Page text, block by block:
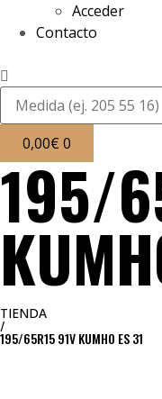
Acceder
Contacto
0,00€ 0
195/
TIENDA
/
195/65R15 91V KUMHO ES 31